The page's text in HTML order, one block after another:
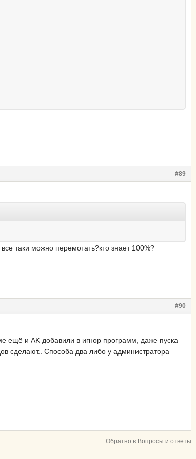
#89
таки можно перемотать?кто знает 100%?
#90
ещё и AK добавили в игнор программ, даже пуска
сделают.. Способа два либо у администратора
Обратно в Вопросы и ответы